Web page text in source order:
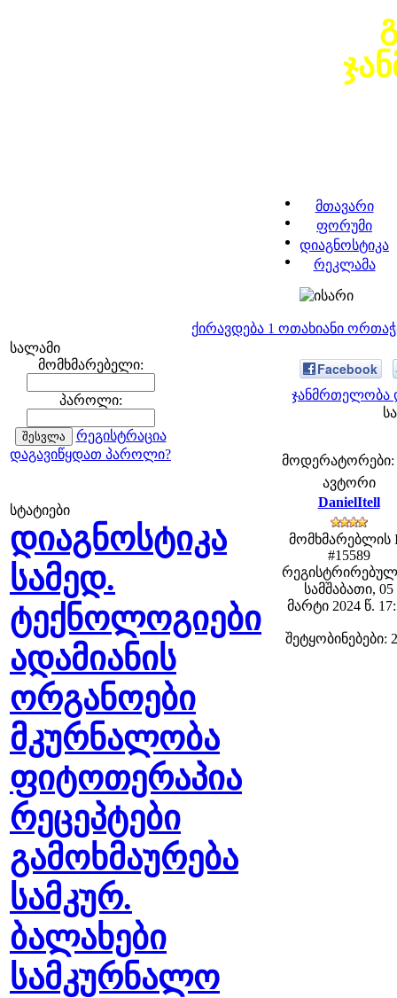
მთავარი
ფორუმი
დიაგნოსტიკა
რეკლამა
ქირავდება 1 ოთახიანი
სალამი
მომხმარებელი:
პაროლი:
რეგისტრაცია
დაგავიწყდათ პაროლი?
სტატიები
დიაგნოსტიკა
სამედ.
ტექნოლოგიები
ადამიანის
ორგანოები
მკურნალობა
ფიტოთერაპია
რეცეპტები
გამოხმაურება
სამკურ.
ბალახები
სამკურნალო
Facebook
ჯანმრთელობა
მოდერატორები:
ავტორი
DanielItell
მომხმარებლის
#15589
სამშაბათი, 05
მარტი 2024 წ.
შეტყობინებები: